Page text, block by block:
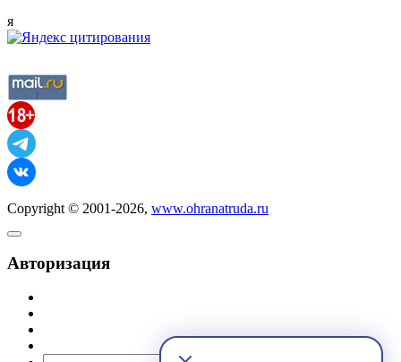
я
Copyright © 2001-2026, www.ohranatruda.ru
Авторизация